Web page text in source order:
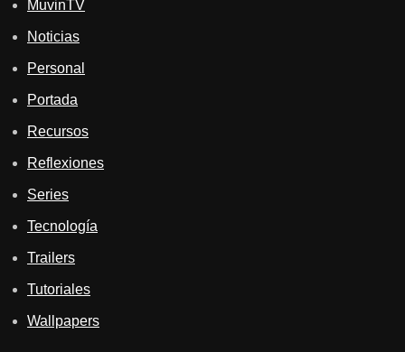
MuvinTV
Noticias
Personal
Portada
Recursos
Reflexiones
Series
Tecnología
Trailers
Tutoriales
Wallpapers